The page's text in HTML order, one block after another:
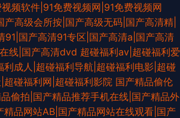
频软件|91免费视频网|91免费视频网
产高级会所按|国产高级无码|国产高清精|
91|国产高清91专区|国产高清a|国产高清
线|国产高清dvd 超碰福利av|超碰福利爱
成人|超碰福利导航|超碰福利电影|超碰
碰福利网|超碰福利影院 国产精品偷伦
偷拍|国产精品推荐手机在线|国产精品外
精品网站AB|国产精品网站在线观看|国产